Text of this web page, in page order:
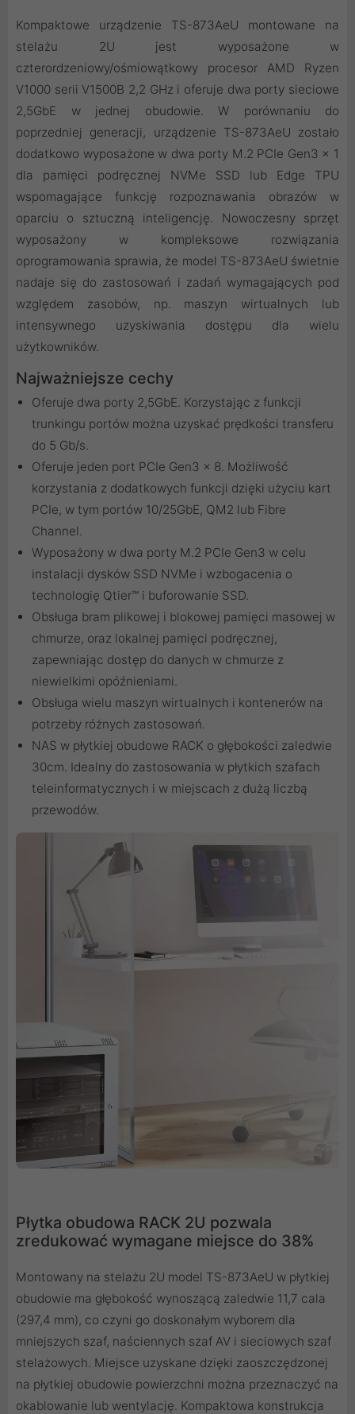
Kompaktowe urządzenie TS-873AeU montowane na
stelażu 2U jest wyposażone w
czterordzeniowy/ośmiowątkowy procesor AMD Ryzen
V1000 serii V1500B 2,2 GHz i oferuje dwa porty sieciowe
2,5GbE w jednej obudowie. W porównaniu do
poprzedniej generacji, urządzenie TS-873AeU zostało
dodatkowo wyposażone w dwa porty M.2 PCIe Gen3 x 1
dla pamięci podręcznej NVMe SSD lub Edge TPU
wspomagające funkcję rozpoznawania obrazów w
oparciu o sztuczną inteligencję. Nowoczesny sprzęt
wyposażony w kompleksowe rozwiązania
oprogramowania sprawia, że model TS-873AeU świetnie
nadaje się do zastosowań i zadań wymagających pod
względem zasobów, np. maszyn wirtualnych lub
intensywnego uzyskiwania dostępu dla wielu
użytkowników.
Najważniejsze cechy
Oferuje dwa porty 2,5GbE. Korzystając z funkcji
trunkingu portów można uzyskać prędkości transferu
do 5 Gb/s.
Oferuje jeden port PCIe Gen3 x 8. Możliwość
korzystania z dodatkowych funkcji dzięki użyciu kart
PCIe, w tym portów 10/25GbE, QM2 lub Fibre
Channel.
Wyposażony w dwa porty M.2 PCIe Gen3 w celu
instalacji dysków SSD NVMe i wzbogacenia o
technologię Qtier™ i buforowanie SSD.
Obsługa bram plikowej i blokowej pamięci masowej w
chmurze, oraz lokalnej pamięci podręcznej,
zapewniając dostęp do danych w chmurze z
niewielkimi opóźnieniami.
Obsługa wielu maszyn wirtualnych i kontenerów na
potrzeby różnych zastosowań.
NAS w płytkiej obudowe RACK o głębokości zaledwie
30cm. Idealny do zastosowania w płytkich szafach
teleinformatycznych i w miejscach z dużą liczbą
przewodów.
Płytka obudowa RACK 2U pozwala
zredukować wymagane miejsce do 38%
Montowany na stelażu 2U model TS-873AeU w płytkiej
obudowie ma głębokość wynoszącą zaledwie 11,7 cala
(297,4 mm), co czyni go doskonałym wyborem dla
mniejszych szaf, naściennych szaf AV i sieciowych szaf
stelażowych. Miejsce uzyskane dzięki zaoszczędzonej
na płytkiej obudowie powierzchni można przeznaczyć na
okablowanie lub wentylację. Kompaktowa konstrukcja